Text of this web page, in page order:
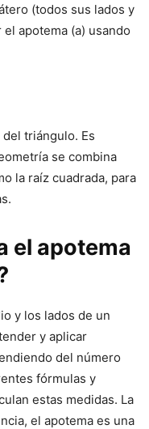
(todos sus lados y
apotema (a) usando
triángulo. Es
se combina
la raíz cuadrada, para
el apotema
y los lados de un
y aplicar
del número
fórmulas y
estas medidas. La
el apotema es una